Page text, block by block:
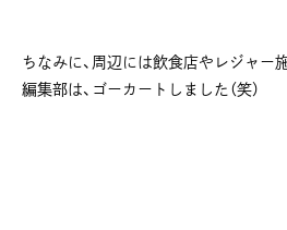
ちなみに、周辺には飲食店やレジャー
編集部は、ゴーカートしました（笑）